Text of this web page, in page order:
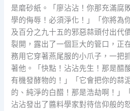
是磨砂紙。「廖沾沾！你那充滿腐
學的侮辱！必須淨化！」「你將為
及百分之九十五的邪惡蒜頭付出代
裂開，露出了一個巨大的管口，正
務用它穿著燕尾服的小爪子，一把
著他。「快點！沾沾先生！那是醋
有機發酵物的！」「它會把你的蒜
的、純淨的白醋！那是浩劫啊！」
沾沾發出了醬料學家對待信仰般的